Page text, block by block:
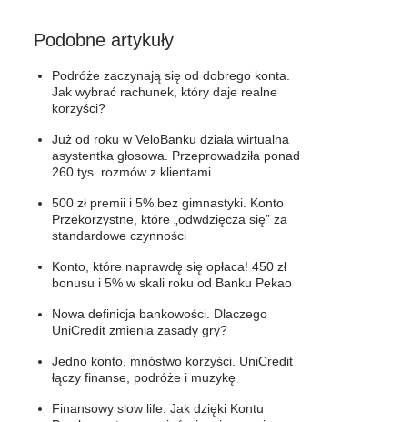
Podobne artykuły
Podróże zaczynają się od dobrego konta.
Jak wybrać rachunek, który daje realne
korzyści?
Już od roku w VeloBanku działa wirtualna
asystentka głosowa. Przeprowadziła ponad
260 tys. rozmów z klientami
500 zł premii i 5% bez gimnastyki. Konto
Przekorzystne, które „odwdzięcza się” za
standardowe czynności
Konto, które naprawdę się opłaca! 450 zł
bonusu i 5% w skali roku od Banku Pekao
Nowa definicja bankowości. Dlaczego
UniCredit zmienia zasady gry?
Jedno konto, mnóstwo korzyści. UniCredit
łączy finanse, podróże i muzykę
Finansowy slow life. Jak dzięki Kontu